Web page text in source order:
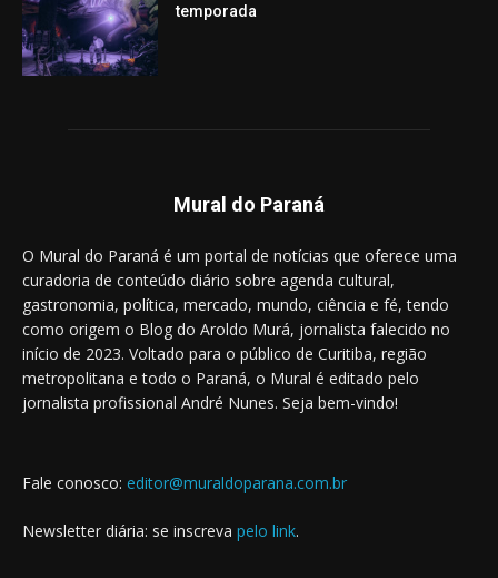
temporada
Mural do Paraná
O Mural do Paraná é um portal de notícias que oferece uma
curadoria de conteúdo diário sobre agenda cultural,
gastronomia, política, mercado, mundo, ciência e fé, tendo
como origem o Blog do Aroldo Murá, jornalista falecido no
início de 2023. Voltado para o público de Curitiba, região
metropolitana e todo o Paraná, o Mural é editado pelo
jornalista profissional André Nunes. Seja bem-vindo!
Fale conosco: editor@muraldoparana.com.br
Newsletter diária: se inscreva pelo link.